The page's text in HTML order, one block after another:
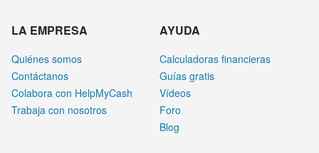
LA EMPRESA
Quiénes somos
Contáctanos
Colabora con HelpMyCash
Trabaja con nosotros
AYUDA
Calculadoras financieras
Guías gratis
Vídeos
Foro
Blog